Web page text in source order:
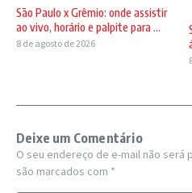
São Paulo x Grêmio: onde assistir
ao vivo, horário e palpite para ...
8 de agosto de 2026
Deixe um Comentário
O seu endereço de e-mail não será
são marcados com *